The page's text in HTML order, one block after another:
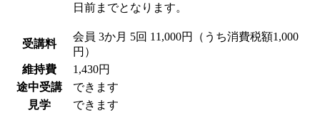
日前までとなります。
受講料
会員 3か月 5回 11,000円（うち消費税額1,000
円）
維持費
1,430円
途中受講
できます
見学
できます